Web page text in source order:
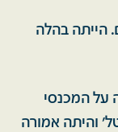
הייתה בהלה
על המכנסי
והיתה אמורה